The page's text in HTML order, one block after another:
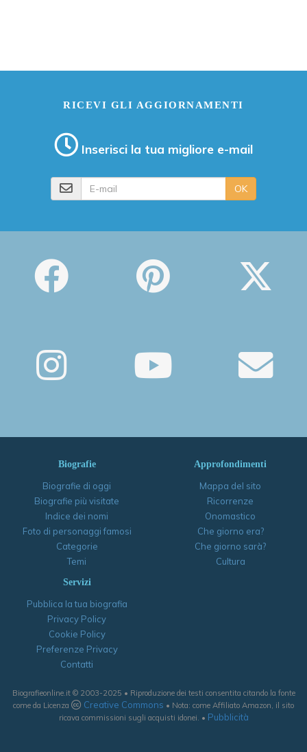
RICEVI GLI AGGIORNAMENTI
Inserisci la tua migliore e-mail
OK
Biografie
Biografie di oggi
Biografie più visitate
Indice dei nomi
Foto di personaggi famosi
Categorie
Temi
Approfondimenti
Mappa del sito
Ricorrenze
Onomastico
Che giorno era?
Che giorno sarà?
Cultura
Servizi
Pubblica la tua biografia
Privacy Policy
Cookie Policy
Preferenze Privacy
Contatti
Biografieonline.it © 2003-2025 • Riproduzione dei testi consentita citando la fonte
come da Licenza
Creative Commons • Nota: come Affiliato Amazon, il sito
ricava commissioni sugli acquisti idonei. • Pubblicità